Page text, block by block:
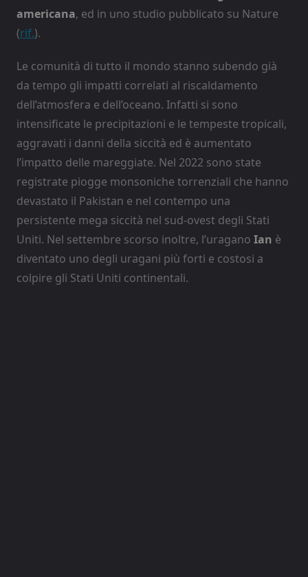
americana, ed in uno studio pubblicato su Nature
(rif.).
Le comunità di tutto il mondo stanno subendo già
da tempo gli impatti correlati al riscaldamento
dell’atmosfera e dell’oceano. Infatti si sono
intensificate le precipitazioni e le tempeste tropicali,
aggravati i danni della siccità ed è aumentato
l’impatto delle mareggiate. Nel 2022 sono state
registrate piogge monsoniche torrenziali che hanno
devastato il Pakistan e nel contempo una
persistente mega siccità nel sud-ovest degli Stati
Uniti. Nel settembre scorso inoltre, l’uragano Ian è
diventato uno degli uragani più forti e costosi a
colpire gli Stati Uniti continentali.